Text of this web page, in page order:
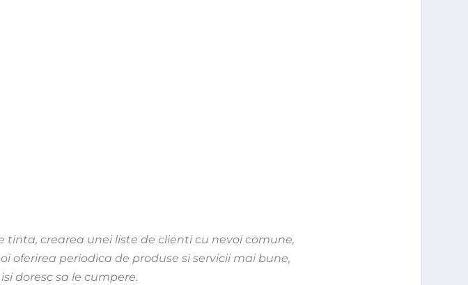
crearea unei liste de clienti cu nevoi comune,
oferirea periodica de produse si servicii mai bune,
doresc sa le cumpere.